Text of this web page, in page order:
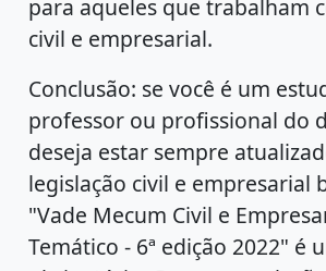
para aqueles que trabalham
civil e empresarial.
Conclusão: se você é um
professor ou profissional do
deseja estar sempre
legislação civil e empresarial
"Vade Mecum Civil e
Temático - 6ª edição 2022" é